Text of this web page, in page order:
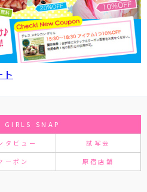
GIRLS SNAP
タビュー 試写会
ーポン 原宿店舗